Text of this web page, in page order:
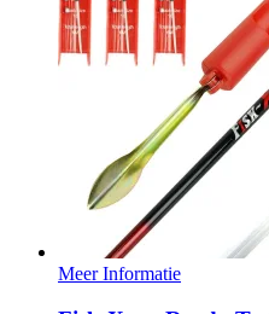
Meer Informatie